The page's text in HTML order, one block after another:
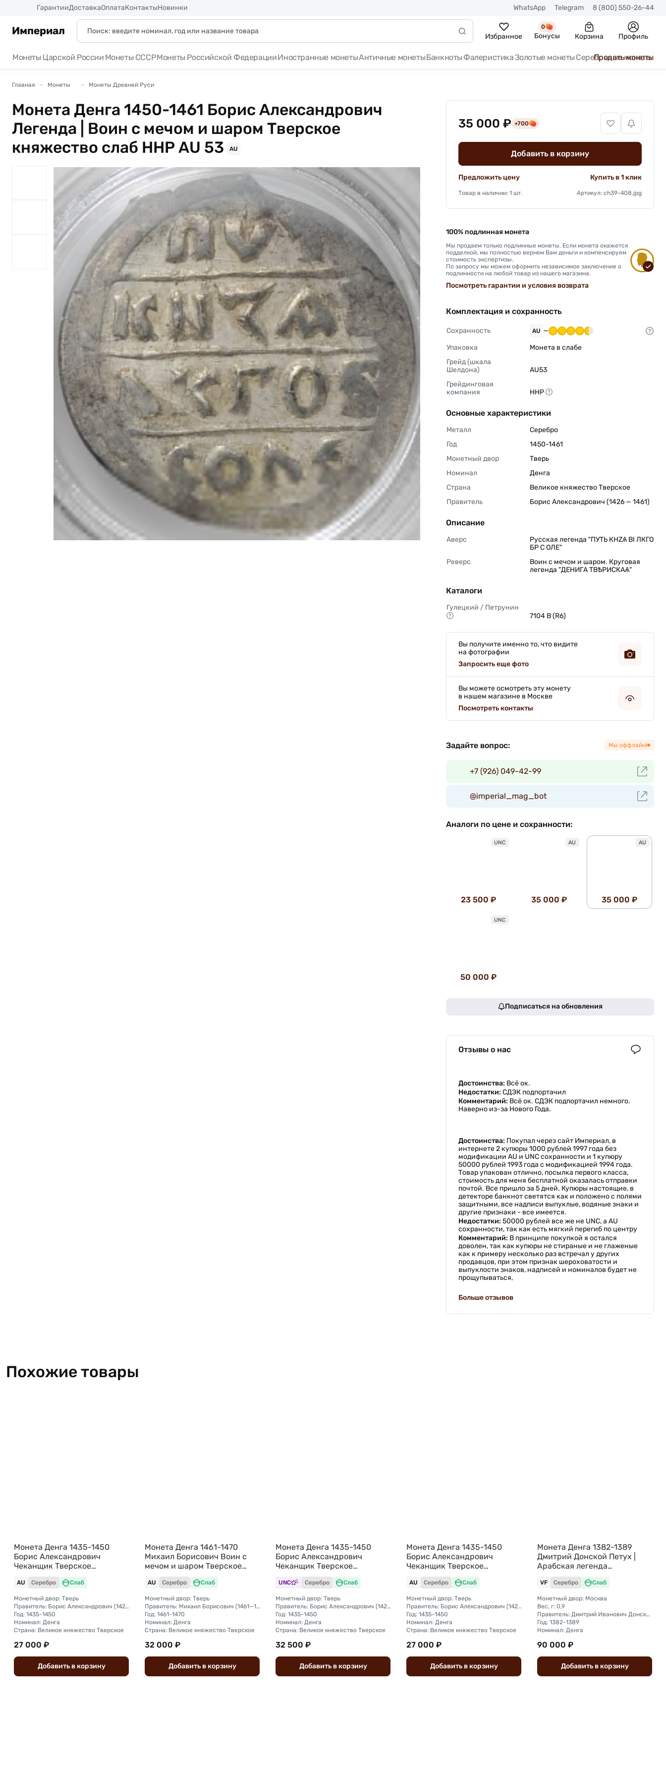
ГарантииДоставкаОплатаКонтактыНовинки WhatsApp Telegram 8 (800) 550-26-44
Империал Избранное
0
Бонусы Корзина Профиль
Монеты Царской России Монеты СССРМонеты Российской ФедерацииИностранные монетыАнтичные монетыБанкноты ФалеристикаЗолотые монеты Серебряные монеты
Продать монеты
Главная Монеты Монеты Древней Руси
Монета Денга 1450-1461 Борис Александрович
Легенда | Воин с мечом и шаром Тверское
княжество слаб ННР AU 53
AU
35 000 ₽ +700
Добавить в корзину
Предложить цену Купить в 1 клик
Товар в наличии: 1 шт. Артикул: ch39-408.jpg
100% подлинная монета
Мы продаем только подлинные монеты. Если монета окажется
подделкой, мы полностью вернем Вам деньги и компенсируем
стоимость экспертизы.
По запросу мы можем оформить независимое заключение о
подлинности на любой товар из нашего магазина.
Посмотреть гарантии и условия возврата
Комплектация и сохранность
Сохранность AU —
Упаковка
Монета в слабе
Грейд (шкала
Шелдона)
AU53
Грейдинговая
компания
ННР
Основные характеристики
Металл
Серебро
Год
1450-1461
Монетный двор
Тверь
Номинал
Денга
Страна
Великое княжество Тверское
Правитель
Борис Александрович (1426 — 1461)
Описание
Аверс
Русская легенда "ПУТЬ КНZѦ BI ЛКГО
БР С ОЛЕ"
Реверс
Воин с мечом и шаром. Круговая
легенда "ДЕНИГА ТВѢРИСКАѦ"
Каталоги
Гулецкий / Петрунин
7104 B (R6)
Вы получите именно то, что видите
на фотографии
Запросить еще фото
Вы можете осмотреть эту монету
в нашем магазине в Москве
Посмотреть контакты
Задайте вопрос: Мы оффлайн!
+7 (926) 049-42-99
@imperial_mag_bot
Аналоги по цене и сохранности:
UNC
23 500 ₽
AU
35 000 ₽
AU
35 000 ₽
UNC
50 000 ₽
Подписаться на обновления
Отзывы о нас
Достоинства: Всё ок.
Недостатки: СДЭК подпортачил
Комментарий: Всё ок. СДЭК подпортачил немного.
Наверно из-за Нового Года.
Достоинства: Покупал через сайт Империал, в
интернете 2 купюры 1000 рублей 1997 года без
модификации AU и UNC сохранности и 1 купюру
50000 рублей 1993 года с модификацией 1994 года.
Товар упакован отлично, посылка первого класса,
стоимость для меня бесплатной оказалась отправки
почтой. Все пришло за 5 дней. Купюры настоящие, в
детекторе банкнот светятся как и положено с полями
защитными, все надписи выпуклые, водяные знаки и
другие признаки - все имеется.
Недостатки: 50000 рублей все же не UNC, а AU
сохранности, так как есть мягкий перегиб по центру
Комментарий: В принципе покупкой я остался
доволен, так как купюры не стираные и не глаженые
как к примеру несколько раз встречал у других
продавцов, при этом признак шероховатости и
выпуклости знаков, надписей и номиналов будет не
прощупываться,
Больше отзывов
Похожие товары
Монета Денга 1435-1450
Борис Александрович
Чеканщик Тверское
княжество слаб ННР AU 58
AU Серебро Слаб
Монетный двор: Тверь
Правитель: Борис Александрович (1426 - 1461)
Год: 1435-1450
Номинал: Денга
Страна: Великое княжество Тверское
27 000 ₽
Добавить вкорзину
Монета Денга 1461-1470
Михаил Борисович Воин с
мечом и шаром Тверское
княжество слаб ННР AU 55
AU Серебро Слаб
Монетный двор: Тверь
Правитель: Михаил Борисович (1461—1485)
Год: 1461-1470
Номинал: Денга
Страна: Великое княжество Тверское
32 000 ₽
Добавить вкорзину
Монета Денга 1435-1450
Борис Александрович
Чеканщик Тверское
княжество слаб ННР MS 61
UNC Серебро Слаб
Монетный двор: Тверь
Правитель: Борис Александрович (1426 - 1461)
Год: 1435-1450
Номинал: Денга
Страна: Великое княжество Тверское
32 500 ₽
Добавить вкорзину
Монета Денга 1435-1450
Борис Александрович
Чеканщик Тверское
княжество слаб ННР AU 58
AU Серебро Слаб
Монетный двор: Тверь
Правитель: Борис Александрович (1426 - 1461)
Год: 1435-1450
Номинал: Денга
Страна: Великое княжество Тверское
27 000 ₽
Добавить вкорзину
Монета Денга 1382-1389
Дмитрий Донской Петух |
Арабская легенда
Московское княжество слаб
ННР VF+
VF Серебро Слаб
Монетный двор: Москва
Вес, г: 0,9
Правитель: Дмитрий Иванович Донской (1359—1389)
Год: 1382-1389
Номинал: Денга
90 000 ₽
Добавить вкорзину